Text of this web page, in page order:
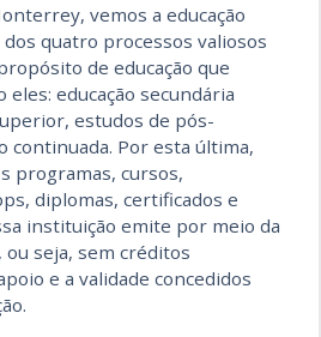
vemos a educação
quatro processos valiosos
de educação que
eles: educação secundária
estudos de pós-
continuada. Por esta última,
programas, cursos,
diplomas, certificados e
instituição emite por meio da
ou seja, sem créditos
e a validade concedidos